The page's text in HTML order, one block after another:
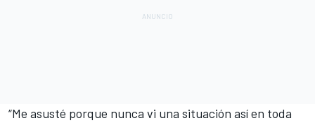
“Me asusté porque nunca vi una situación así en toda